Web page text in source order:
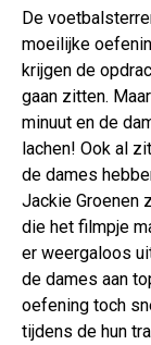
De
moeilijke
krijgen de
gaan zitten.
minuut en de
lachen! Ook al
de dames
Jackie Groenen
die het filmpje
er weergaloos
de dames aan
oefening toch
tijdens de hun